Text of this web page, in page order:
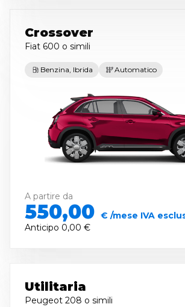
Crossover
Fiat 600 o simili
Benzina, Ibrida Automatico
A partire da
550,00 € /mese IVA
Anticipo 0,00 €
Utilitaria
Peugeot 208 o simili